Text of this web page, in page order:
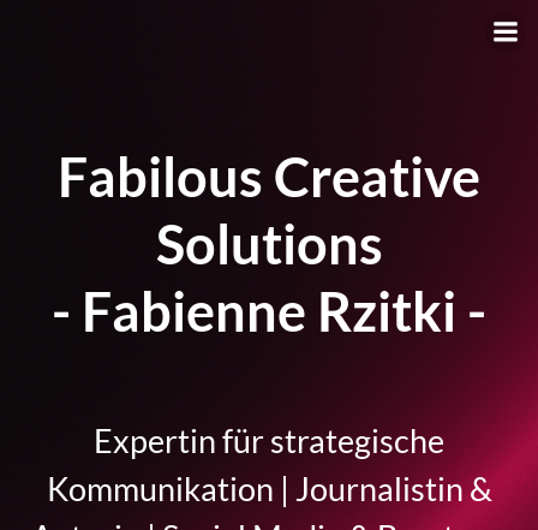
Fabilous Creative
Solutions
- Fabienne Rzitki -
Expertin für strategische
Kommunikation | Journalistin &